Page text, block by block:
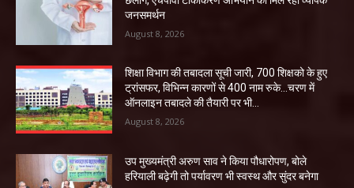
जनसमर्थन
August 8, 2026
शिक्षा विभाग की तबादला सूची जारी, 700 शिक्षको के हुए
ट्रांसफर, विभिन्न कारणों से 400 नाम रुके…चरण में
ऑनलाइन तबादले की तैयारी पर भी...
August 8, 2026
उप मुख्यमंत्री अरुण साव ने किया पौधारोपण, बोले
हरियाली बढ़ेगी तो पर्यावरण भी स्वस्थ और सुंदर बनेगा